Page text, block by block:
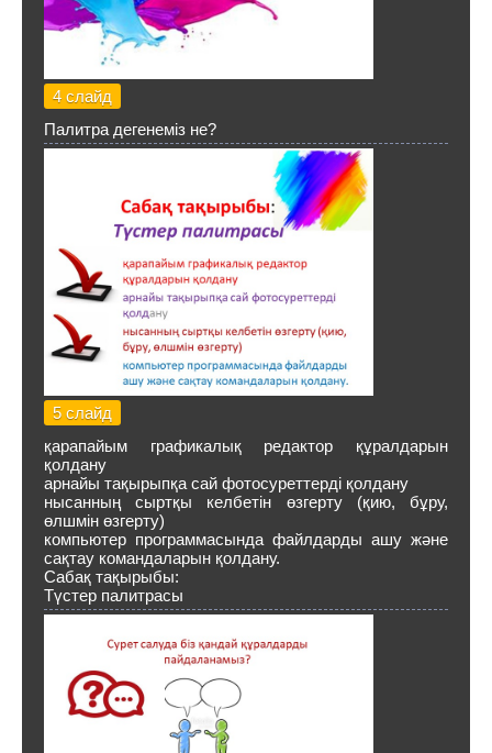
4 слайд
Палитра дегенеміз не?
5 слайд
қарапайым графикалық редактор құралдарын
қолдану
арнайы тақырыпқа сай фотосуреттерді қолдану
нысанның сыртқы келбетін өзгерту (қию, бұру,
өлшмін өзгерту)
компьютер программасында файлдарды ашу және
сақтау командаларын қолдану.
Сабақ тақырыбы:
Түстер палитрасы